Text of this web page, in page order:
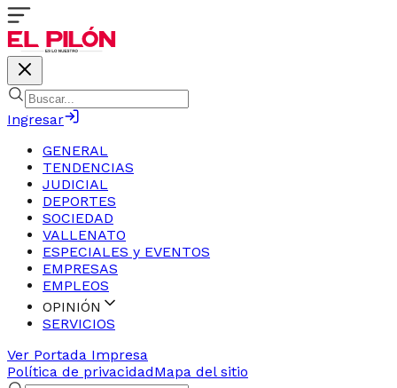
Ingresar
GENERAL
TENDENCIAS
JUDICIAL
DEPORTES
SOCIEDAD
VALLENATO
ESPECIALES y EVENTOS
EMPRESAS
EMPLEOS
OPINIÓN
SERVICIOS
Ver Portada Impresa
Política de privacidadMapa del sitio